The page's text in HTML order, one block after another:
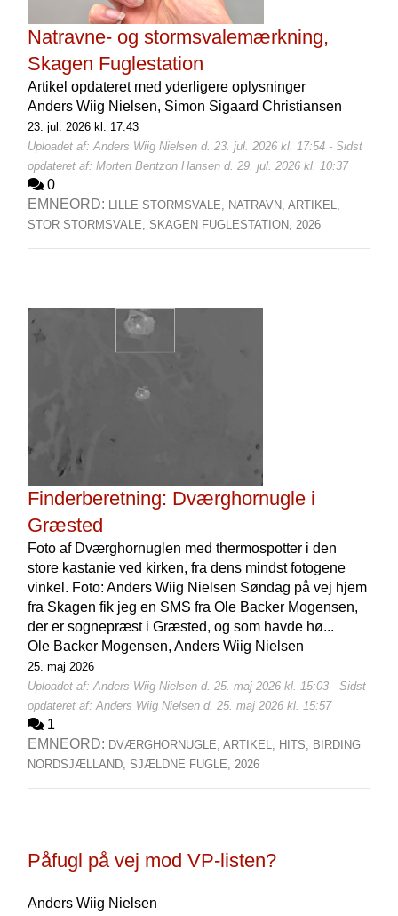
Natravne- og stormsvalemærkning,
Skagen Fuglestation
Artikel opdateret med yderligere oplysninger
Anders Wiig Nielsen, Simon Sigaard Christiansen
23. jul. 2026 kl. 17:43
Uploadet af: Anders Wiig Nielsen d. 23. jul. 2026 kl. 17:54 - Sidst
opdateret af: Morten Bentzon Hansen d. 29. jul. 2026 kl. 10:37
0
EMNEORD: LILLE STORMSVALE, NATRAVN, ARTIKEL,
STOR STORMSVALE, SKAGEN FUGLESTATION, 2026
Finderberetning: Dværghornugle i
Græsted
Foto af Dværghornuglen med thermospotter i den
store kastanie ved kirken, fra dens mindst fotogene
vinkel. Foto: Anders Wiig Nielsen Søndag på vej hjem
fra Skagen fik jeg en SMS fra Ole Backer Mogensen,
der er sognepræst i Græsted, og som havde hø...
Ole Backer Mogensen, Anders Wiig Nielsen
25. maj 2026
Uploadet af: Anders Wiig Nielsen d. 25. maj 2026 kl. 15:03 - Sidst
opdateret af: Anders Wiig Nielsen d. 25. maj 2026 kl. 15:57
1
EMNEORD: DVÆRGHORNUGLE, ARTIKEL, HITS, BIRDING
NORDSJÆLLAND, SJÆLDNE FUGLE, 2026
Påfugl på vej mod VP-listen?
Anders Wiig Nielsen